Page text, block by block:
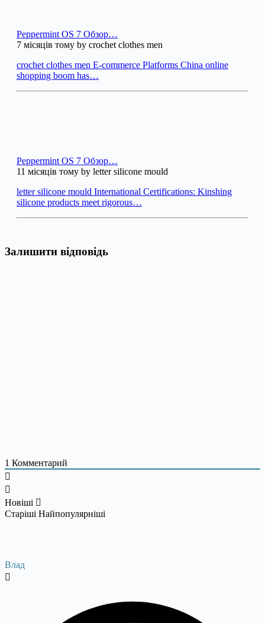
Peppermint OS 7 Обзор…
7 місяців тому by crochet clothes men
crochet clothes men E-commerce Platforms China online
shopping boom has…
Peppermint OS 7 Обзор…
11 місяців тому by letter silicone mould
letter silicone mould International Certifications: Kinshing
silicone products meet rigorous…
Залишити відповідь
1 Комментарий
Новіші
Старіші Найпопулярніші
Влад